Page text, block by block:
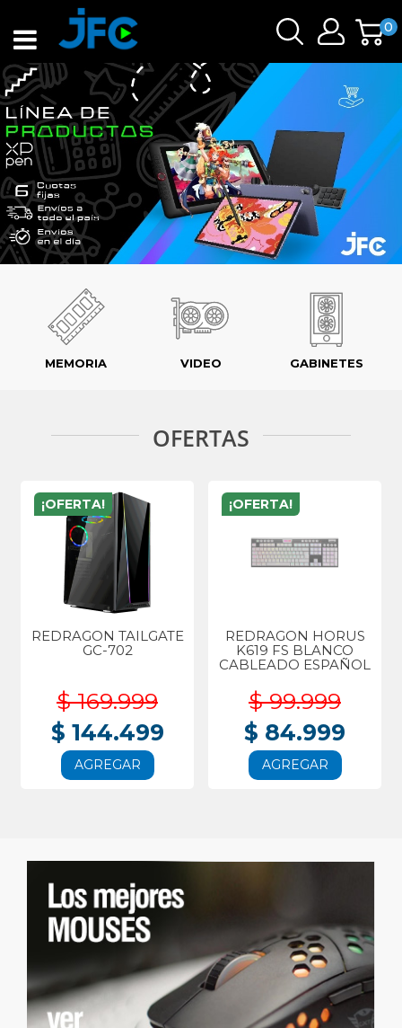
0
MEMORIA VIDEO GABINETES
OFERTAS
¡OFERTA!
REDRAGON TAILGATE
GC-702
$ 169.999
$ 144.499
AGREGAR
¡OFERTA!
REDRAGON HORUS
K619 FS BLANCO
CABLEADO ESPAÑOL
$ 99.999
$ 84.999
AGREGAR